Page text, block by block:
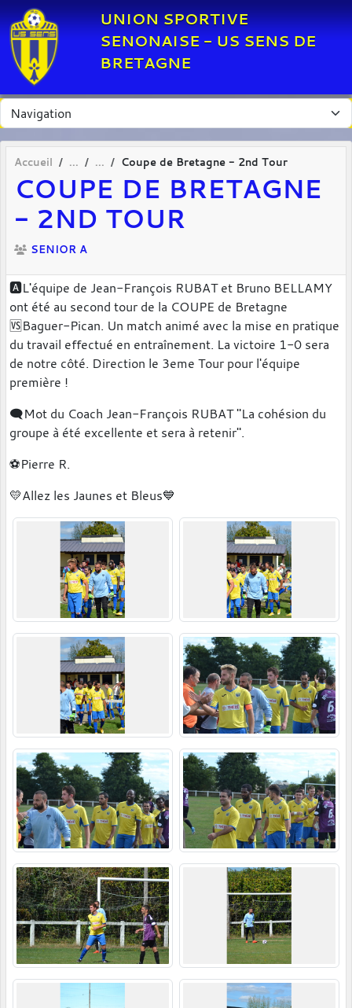
UNION SPORTIVE
SENONAISE - US SENS DE
BRETAGNE
Accueil Coupe de Bretagne - 2nd Tour
COUPE DE BRETAGNE
- 2ND TOUR
SENIOR A
🅰️L'équipe de Jean-François RUBAT et Bruno BELLAMY
ont été au second tour de la COUPE de Bretagne
🆚️Baguer-Pican. Un match animé avec la mise en pratique
du travail effectué en entraînement. La victoire 1-0 sera
de notre côté. Direction le 3eme Tour pour l'équipe
première !
🗨Mot du Coach Jean-François RUBAT "La cohésion du
groupe à été excellente et sera à retenir".
⚽️Pierre R.
💛Allez les Jaunes et Bleus💙
Panneau de gestion des cookies